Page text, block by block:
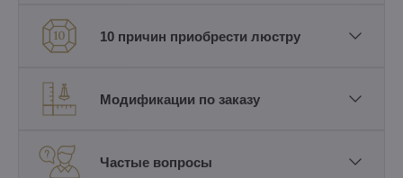
10 причин приобрести люстру
Модификации по заказу
Частые вопросы